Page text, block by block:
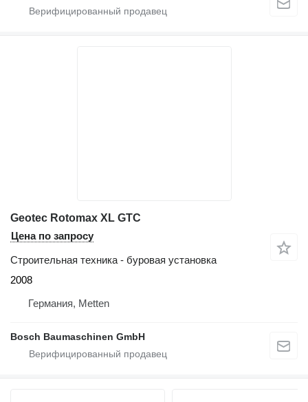
Geotec Rotomax XL GTC
Цена по запросу
Строительная техника - буровая установка
2008
Германия, Metten
Bosch Baumaschinen GmbH